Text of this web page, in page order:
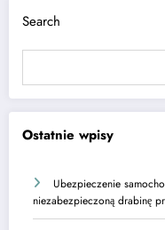
Search
Ostatnie wpisy
Ubezpieczenie
niezabezpieczoną drabinę